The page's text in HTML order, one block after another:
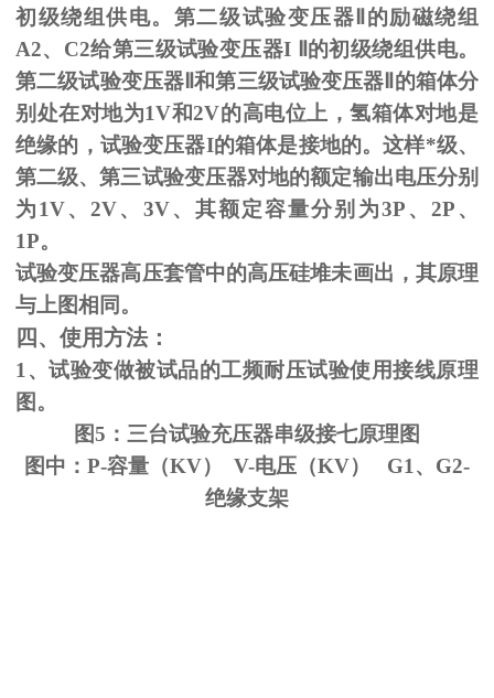
初级绕组供电。第二级试验变压器Ⅱ的励磁绕组
A2、C2给第三级试验变压器I Ⅱ的初级绕组供电。
第二级试验变压器Ⅱ和第三级试验变压器Ⅱ的箱体分
别处在对地为1V和2V的高电位上，氢箱体对地是
绝缘的，试验变压器I的箱体是接地的。这样*级、
第二级、第三试验变压器对地的额定输出电压分别
为1V、2V、3V、其额定容量分别为3P、2P、
1P。
试验变压器高压套管中的高压硅堆未画出，其原理
与上图相同。
四、使用方法：
1、试验变做被试品的工频耐压试验使用接线原理
图。
图5：三台试验充压器串级接七原理图
图中：P-容量（KV） V-电压（KV） G1、G2-
绝缘支架